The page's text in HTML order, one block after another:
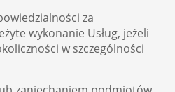
za
wykonanie Usług, jeżeli
w szczególności